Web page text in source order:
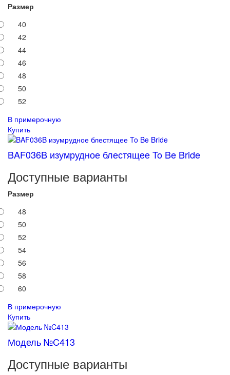
Размер
40
42
44
46
48
50
52
В примерочную
Купить
BAF036B изумрудное блестящее To Be Bride
Доступные варианты
Размер
48
50
52
54
56
58
60
В примерочную
Купить
Модель №C413
Доступные варианты